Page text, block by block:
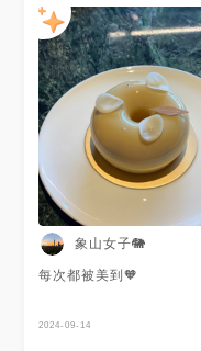
象山女子🐘
每次都被美到🧡
2024-09-14